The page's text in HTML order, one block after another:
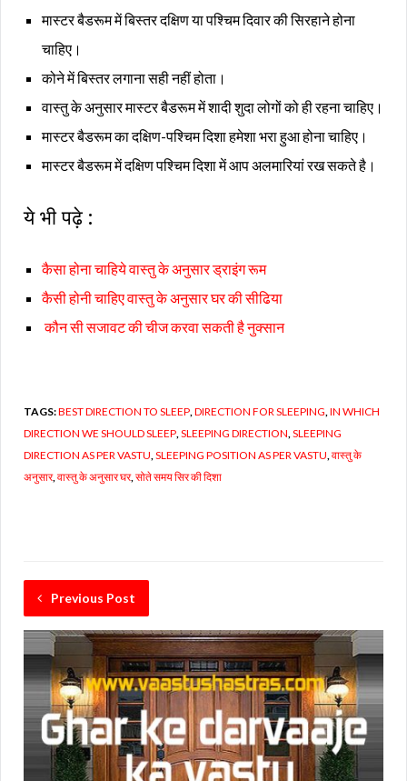
मास्टर बैडरूम में बिस्तर दक्षिण या पश्चिम दिवार की सिरहाने होना
चाहिए।
कोने में बिस्तर लगाना सही नहीं होता।
वास्तु के अनुसार मास्टर बैडरूम में शादी शुदा लोगों को ही रहना चाहिए।
मास्टर बैडरूम का दक्षिण-पश्चिम दिशा हमेशा भरा हुआ होना चाहिए।
मास्टर बैडरूम में दक्षिण पश्चिम दिशा में आप अलमारियां रख सकते है।
ये भी पढ़े :
कैसाहोनाचाहियेवास्तुकेअनुसारड्राइंगरूम
कैसीहोनीचाहिएवास्तुकेअनुसारघरकीसीढिया
कौनसीसजावटकीचीजकरवासकतीहैनुक्सान
TAGS:BEST DIRECTION TO SLEEP DIRECTION FOR SLEEPING IN WHICH
DIRECTION WE SHOULD SLEEP SLEEPING DIRECTION SLEEPING
DIRECTION AS PER VASTU SLEEPING POSITION AS PER VASTU वास्तु के
अनुसार, वास्तु के अनुसार घर, सोते समय सिर की दिशा
Previous Post